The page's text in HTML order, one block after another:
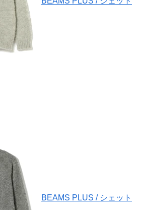
BEAMS PLUS / シェット